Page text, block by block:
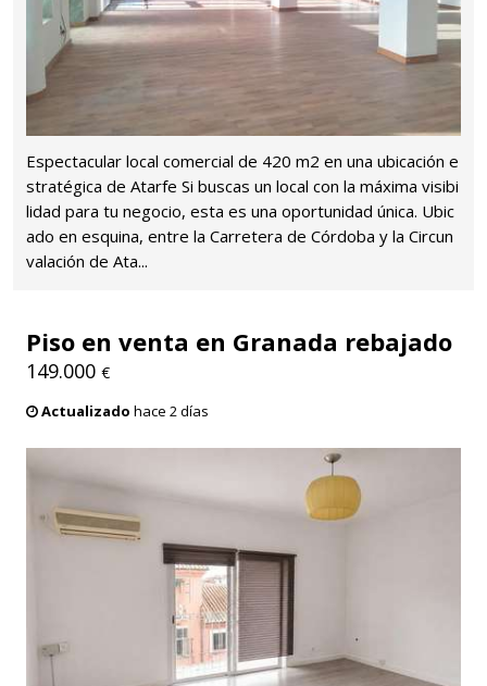
Espectacular local comercial de 420 m2 en una ubicación e
stratégica de Atarfe Si buscas un local con la máxima visibi
lidad para tu negocio, esta es una oportunidad única. Ubic
ado en esquina, entre la Carretera de Córdoba y la Circun
valación de Ata...
Piso en venta en Granada rebajado
149.000 €
Actualizado hace 2 días